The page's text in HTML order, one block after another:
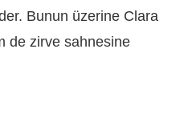
Bunun üzerine Clara
de zirve sahnesine